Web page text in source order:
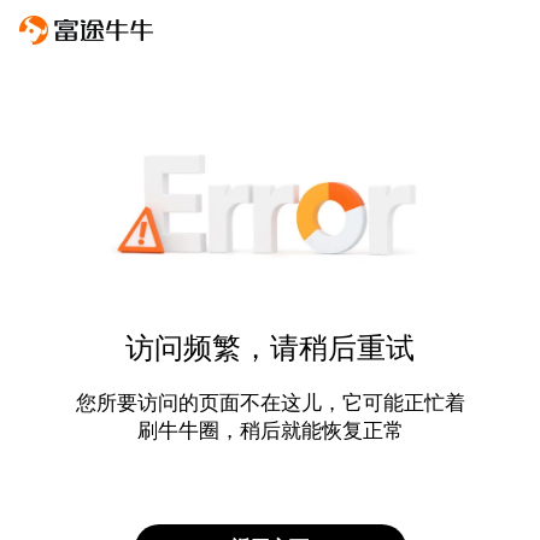
访问频繁，请稍后重试
您所要访问的页面不在这儿，它可能正忙着
刷牛牛圈，稍后就能恢复正常